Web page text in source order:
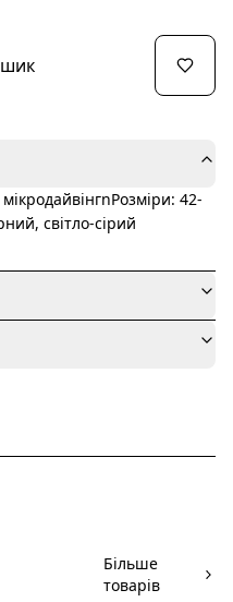
42-
світло-сірий
Більше
товарів